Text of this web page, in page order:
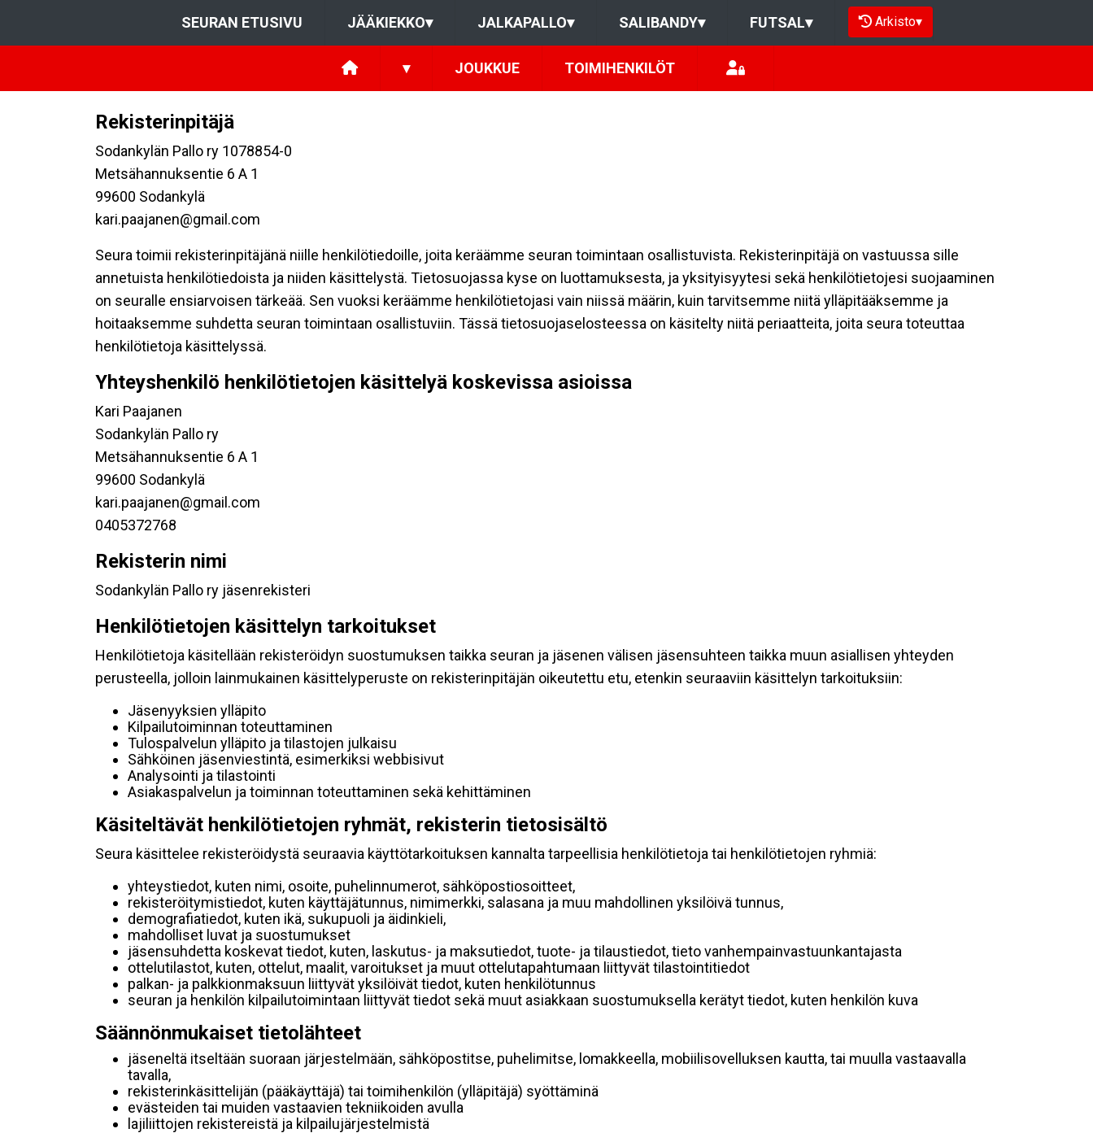
SEURAN ETUSIVU JÄÄKIEKKO▾ JALKAPALLO▾ SALIBANDY▾ FUTSAL▾ Arkisto▾
▾ JOUKKUE TOIMIHENKILÖT
Rekisterinpitäjä
Sodankylän Pallo ry 1078854-0
Metsähannuksentie 6 A 1
99600 Sodankylä
kari.paajanen@gmail.com
Seura toimii rekisterinpitäjänä niille henkilötiedoille, joita keräämme seuran toimintaan osallistuvista. Rekisterinpitäjä on vastuussa sille
annetuista henkilötiedoista ja niiden käsittelystä. Tietosuojassa kyse on luottamuksesta, ja yksityisyytesi sekä henkilötietojesi suojaaminen
on seuralle ensiarvoisen tärkeää. Sen vuoksi keräämme henkilötietojasi vain niissä määrin, kuin tarvitsemme niitä ylläpitääksemme ja
hoitaaksemme suhdetta seuran toimintaan osallistuviin. Tässä tietosuojaselosteessa on käsitelty niitä periaatteita, joita seura toteuttaa
henkilötietoja käsittelyssä.
Yhteyshenkilö henkilötietojen käsittelyä koskevissa asioissa
Kari Paajanen
Sodankylän Pallo ry
Metsähannuksentie 6 A 1
99600 Sodankylä
kari.paajanen@gmail.com
0405372768
Rekisterin nimi
Sodankylän Pallo ry jäsenrekisteri
Henkilötietojen käsittelyn tarkoitukset
Henkilötietoja käsitellään rekisteröidyn suostumuksen taikka seuran ja jäsenen välisen jäsensuhteen taikka muun asiallisen yhteyden
perusteella, jolloin lainmukainen käsittelyperuste on rekisterinpitäjän oikeutettu etu, etenkin seuraaviin käsittelyn tarkoituksiin:
Jäsenyyksien ylläpito
Kilpailutoiminnan toteuttaminen
Tulospalvelun ylläpito ja tilastojen julkaisu
Sähköinen jäsenviestintä, esimerkiksi webbisivut
Analysointi ja tilastointi
Asiakaspalvelun ja toiminnan toteuttaminen sekä kehittäminen
Käsiteltävät henkilötietojen ryhmät, rekisterin tietosisältö
Seura käsittelee rekisteröidystä seuraavia käyttötarkoituksen kannalta tarpeellisia henkilötietoja tai henkilötietojen ryhmiä:
yhteystiedot, kuten nimi, osoite, puhelinnumerot, sähköpostiosoitteet,
rekisteröitymistiedot, kuten käyttäjätunnus, nimimerkki, salasana ja muu mahdollinen yksilöivä tunnus,
demografiatiedot, kuten ikä, sukupuoli ja äidinkieli,
mahdolliset luvat ja suostumukset
jäsensuhdetta koskevat tiedot, kuten, laskutus- ja maksutiedot, tuote- ja tilaustiedot, tieto vanhempainvastuunkantajasta
ottelutilastot, kuten, ottelut, maalit, varoitukset ja muut ottelutapahtumaan liittyvät tilastointitiedot
palkan- ja palkkionmaksuun liittyvät yksilöivät tiedot, kuten henkilötunnus
seuran ja henkilön kilpailutoimintaan liittyvät tiedot sekä muut asiakkaan suostumuksella kerätyt tiedot, kuten henkilön kuva
Säännönmukaiset tietolähteet
jäseneltä itseltään suoraan järjestelmään, sähköpostitse, puhelimitse, lomakkeella, mobiilisovelluksen kautta, tai muulla vastaavalla
tavalla,
rekisterinkäsittelijän (pääkäyttäjä) tai toimihenkilön (ylläpitäjä) syöttäminä
evästeiden tai muiden vastaavien tekniikoiden avulla
lajiliittojen rekistereistä ja kilpailujärjestelmistä